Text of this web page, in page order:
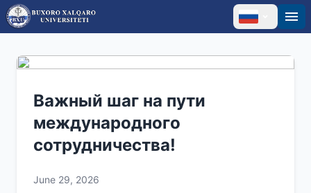
Важный шаг на пути
международного
сотрудничества!
June 29, 2026